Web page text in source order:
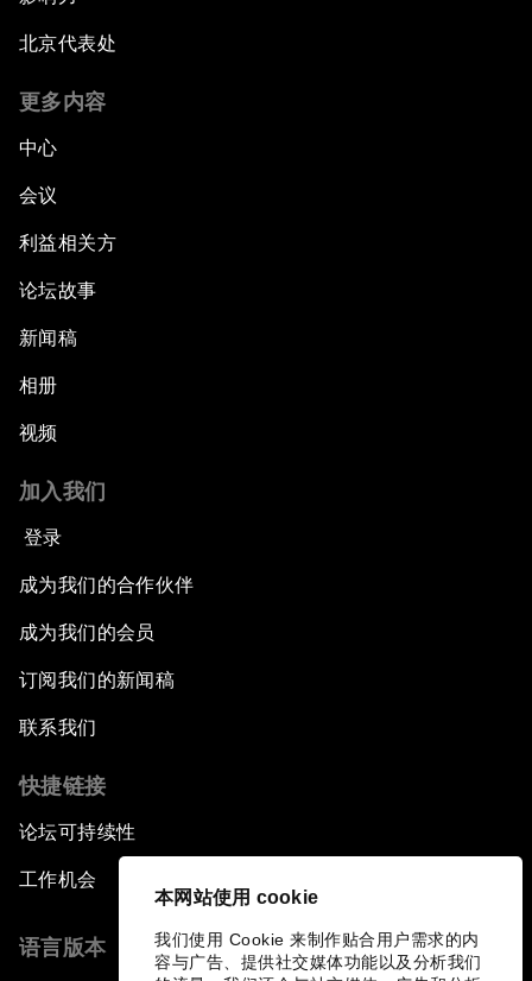
本网站使用 cookie
我们使用 Cookie 来制作贴合用户需求的内
容与广告、提供社交媒体功能以及分析我们
北京代表处
更多内容
中心
会议
利益相关方
论坛故事
新闻稿
相册
视频
加入我们
登录
成为我们的合作伙伴
成为我们的会员
订阅我们的新闻稿
联系我们
快捷链接
论坛可持续性
工作机会
语言版本